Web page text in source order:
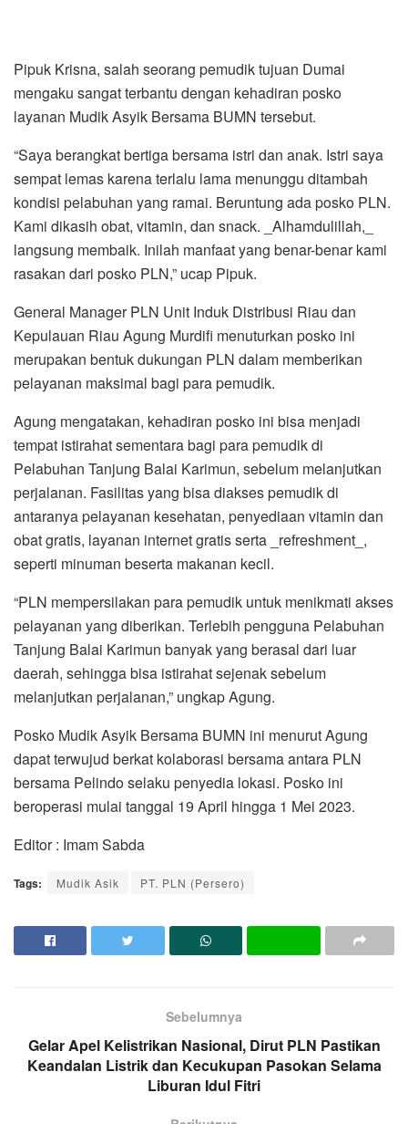
Pipuk Krisna, salah seorang pemudik tujuan Dumai
mengaku sangat terbantu dengan kehadiran posko
layanan Mudik Asyik Bersama BUMN tersebut.
“Saya berangkat bertiga bersama istri dan anak. Istri saya
sempat lemas karena terlalu lama menunggu ditambah
kondisi pelabuhan yang ramai. Beruntung ada posko PLN.
Kami dikasih obat, vitamin, dan snack. _Alhamdulillah,_
langsung membaik. Inilah manfaat yang benar-benar kami
rasakan dari posko PLN,” ucap Pipuk.
General Manager PLN Unit Induk Distribusi Riau dan
Kepulauan Riau Agung Murdifi menuturkan posko ini
merupakan bentuk dukungan PLN dalam memberikan
pelayanan maksimal bagi para pemudik.
Agung mengatakan, kehadiran posko ini bisa menjadi
tempat istirahat sementara bagi para pemudik di
Pelabuhan Tanjung Balai Karimun, sebelum melanjutkan
perjalanan. Fasilitas yang bisa diakses pemudik di
antaranya pelayanan kesehatan, penyediaan vitamin dan
obat gratis, layanan internet gratis serta _refreshment_,
seperti minuman beserta makanan kecil.
“PLN mempersilakan para pemudik untuk menikmati akses
pelayanan yang diberikan. Terlebih pengguna Pelabuhan
Tanjung Balai Karimun banyak yang berasal dari luar
daerah, sehingga bisa istirahat sejenak sebelum
melanjutkan perjalanan,” ungkap Agung.
Posko Mudik Asyik Bersama BUMN ini menurut Agung
dapat terwujud berkat kolaborasi bersama antara PLN
bersama Pelindo selaku penyedia lokasi. Posko ini
beroperasi mulai tanggal 19 April hingga 1 Mei 2023.
Editor : Imam Sabda
Tags: Mudik Asik PT. PLN (Persero)
Sebelumnya
Gelar Apel Kelistrikan Nasional, Dirut PLN Pastikan
Keandalan Listrik dan Kecukupan Pasokan Selama
Liburan Idul Fitri